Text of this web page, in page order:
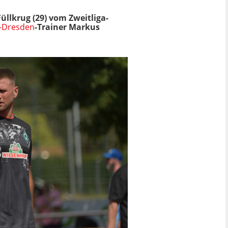
(29) vom Zweitliga-
-Trainer Markus